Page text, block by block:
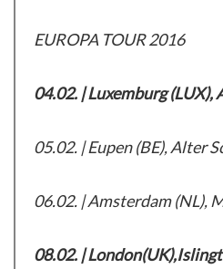
EUROPA TOUR 2016
04.02. | Luxemburg (LUX),
05.02. | Eupen (BE), Alter
06.02. | Amsterdam (NL),
08.02. |